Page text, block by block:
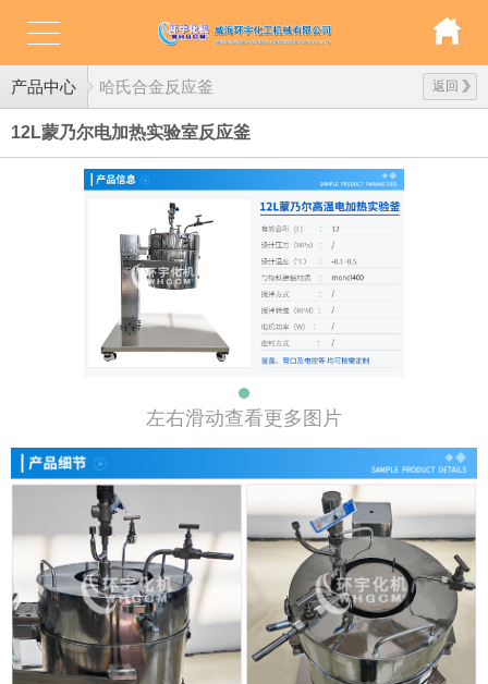
产品中心 返回
哈氏合金反应釜
12L蒙乃尔电加热实验室反应釜
左右滑动查看更多图片